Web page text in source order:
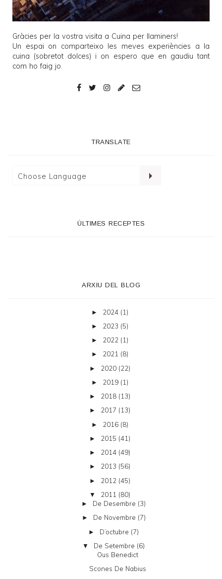
Gràcies per la vostra visita a Cuina per llaminers!
Un espai on comparteixo les meves experiències a la
cuina (sobretot dolces) i on espero que en gaudiu tant
com ho faig jo.
TRANSLATE
ÚLTIMES RECEPTES
ARXIU DEL BLOG
► 2024 (1)
► 2023 (5)
► 2022 (1)
► 2021 (8)
► 2020 (22)
► 2019 (1)
► 2018 (13)
► 2017 (13)
► 2016 (8)
► 2015 (41)
► 2014 (49)
► 2013 (56)
► 2012 (45)
▼ 2011 (80)
► De Desembre (3)
► De Novembre (7)
► D’octubre (7)
▼ De Setembre (6)
Ous Benedict
Scones De Nabius